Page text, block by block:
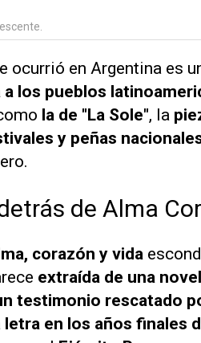
ocurrió en Argentina es
a los pueblos
la de "La Sole", la
y peñas
de Alma
corazón y vida
extraída de una
testimonio rescatado
letra en los años finales